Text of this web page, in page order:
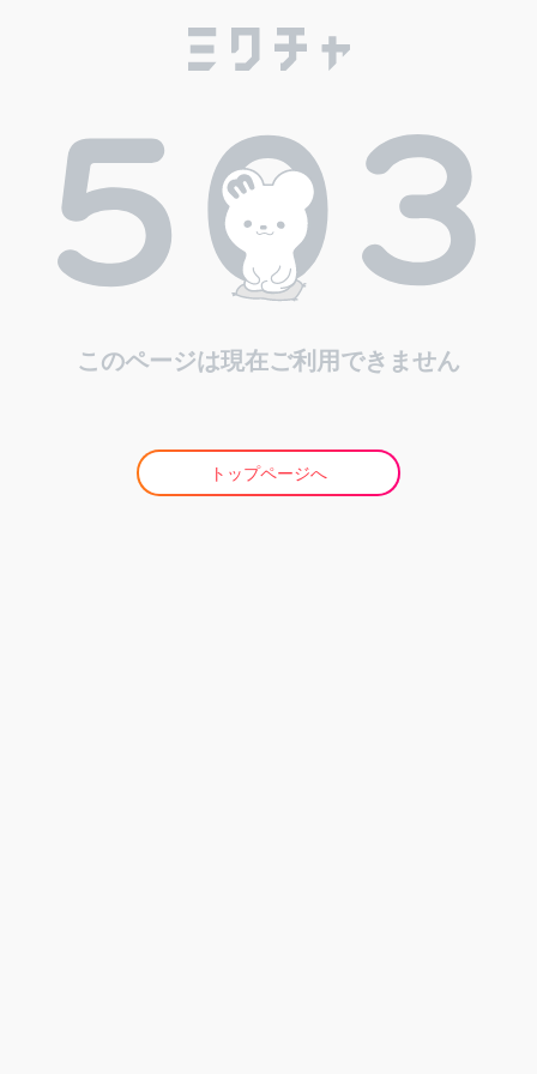
このページは現在ご利用できません